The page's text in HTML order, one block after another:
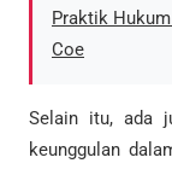
Praktik
Coe
Selain itu, ada
keunggulan